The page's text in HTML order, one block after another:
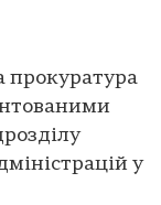
прокуратура
у